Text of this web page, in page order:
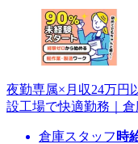
夜勤専属×月収24万
設工場で快適勤務｜
倉庫スタッフ 時